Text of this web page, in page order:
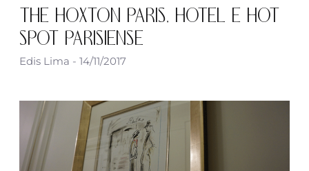
THE HOXTON PARIS, HOTEL E HOT
SPOT PARISIENSE
Edis Lima 14/11/2017